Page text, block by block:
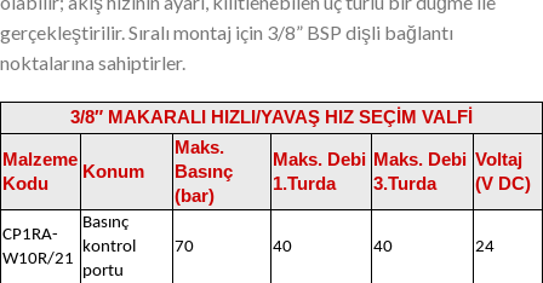
gerçekleştirilir. Sıralı montaj için 3/8” BSP dişli bağlantı
noktalarına sahiptirler.
3/8″ MAKARALI HIZLI/YAVAŞ HIZ SEÇİM VALFİ
Malzeme
Kodu
Konum
Maks.
Basınç
(bar)
Maks. Debi
1.Turda
Maks. Debi
3.Turda
Voltaj
(V DC)
CP1RA-
W10R/21
Basınç
kontrol
portu
70 40 40 24